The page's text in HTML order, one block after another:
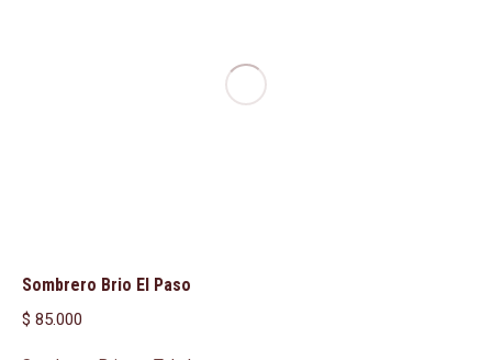
Sombrero Brio El Paso
$ 85.000